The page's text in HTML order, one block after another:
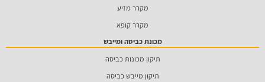
מקרר מזיע
מקרר קופא
מכונת כביסה ומייבש
תיקון מכונות כביסה
תיקון מייבש כביסה